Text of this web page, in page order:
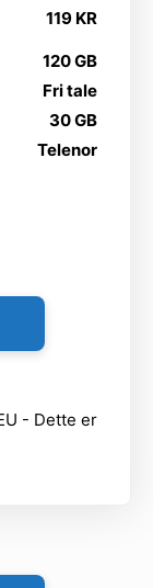
119 KR
120 GB
Fri tale
30 GB
Telenor
- Dette er